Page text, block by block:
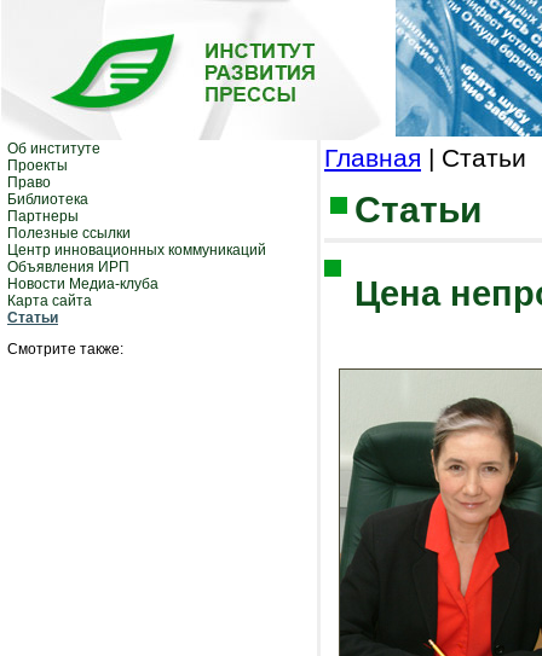
Об институте
Проекты
Право
Библиотека
Партнеры
Полезные ссылки
Центр инновационных коммуникаций
Объявления ИРП
Новости Медиа-клуба
Карта сайта
Статьи
Смотрите также:
Главная | Статьи
Статьи
Цена